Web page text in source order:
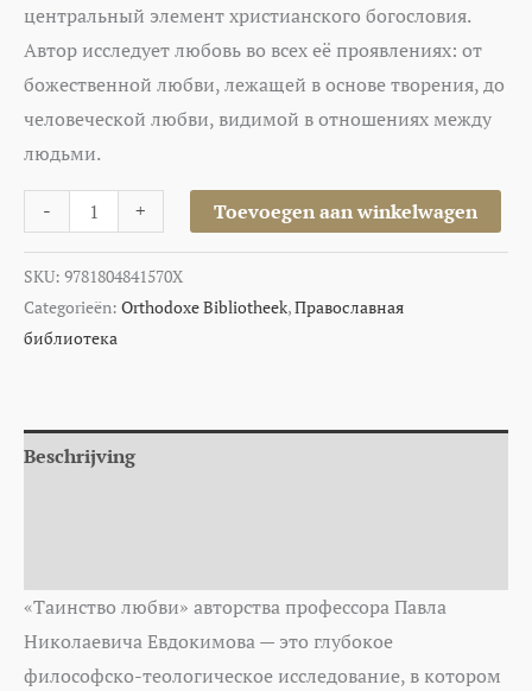
центральный элемент христианского богословия.
Автор исследует любовь во всех её проявлениях: от
божественной любви, лежащей в основе творения, до
человеческой любви, видимой в отношениях между
людьми.
- + Toevoegen aan winkelwagen
SKU: 9781804841570X
Categorieën: Orthodoxe Bibliotheek,Православная
библиотека
Beschrijving
«Таинство любви» авторства профессора Павла
Николаевича Евдокимова — это глубокое
философско-теологическое исследование, в котором